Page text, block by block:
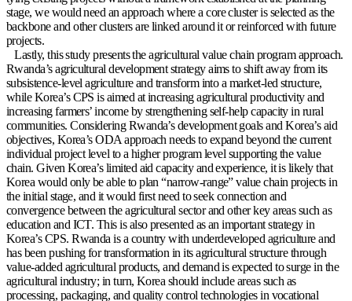
stage, we would need an approach where a core cluster is selected as the
backbone and other clusters are linked around it or reinforced with future
projects.
Lastly, this study presents the agricultural value chain program approach.
Rwanda’s agricultural development strategy aims to shift away from its
subsistence-level agriculture and transform into a market-led structure,
while Korea’s CPS is aimed at increasing agricultural productivity and
increasing farmers’ income by strengthening self-help capacity in rural
communities. Considering Rwanda’s development goals and Korea’s aid
objectives, Korea’s ODA approach needs to expand beyond the current
individual project level to a higher program level supporting the value
chain. Given Korea’s limited aid capacity and experience, it is likely that
Korea would only be able to plan “narrow-range” value chain projects in
the initial stage, and it would first need to seek connection and
convergence between the agricultural sector and other key areas such as
education and ICT. This is also presented as an important strategy in
Korea’s CPS. Rwanda is a country with underdeveloped agriculture and
has been pushing for transformation in its agricultural structure through
value-added agricultural products, and demand is expected to surge in the
agricultural industry; in turn, Korea should include areas such as
processing, packaging, and quality control technologies in vocational